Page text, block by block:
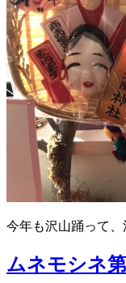
今年も沢山踊って
ムネモシネ